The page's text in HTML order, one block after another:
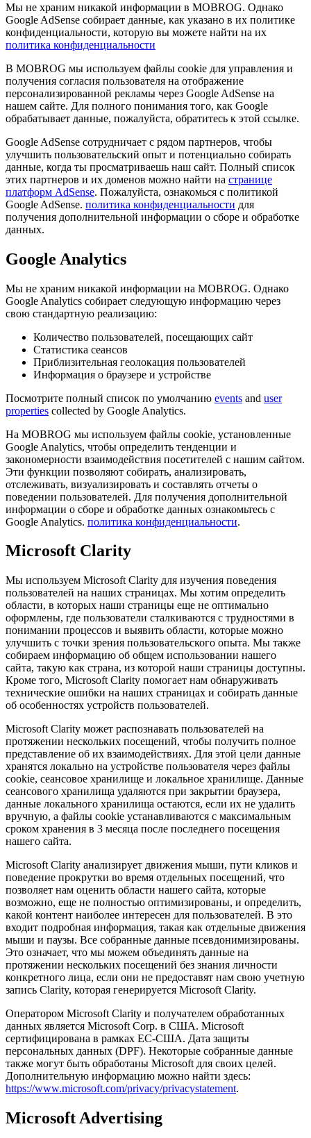
Мы не храним никакой информации в MOBROG. Однако
Google AdSense собирает данные, как указано в их политике
конфиденциальности, которую вы можете найти на их
политика конфиденциальности
В MOBROG мы используем файлы cookie для управления и
получения согласия пользователя на отображение
персонализированной рекламы через Google AdSense на
нашем сайте. Для полного понимания того, как Google
обрабатывает данные, пожалуйста, обратитесь к этой ссылке.
Google AdSense сотрудничает с рядом партнеров, чтобы
улучшить пользовательский опыт и потенциально собирать
данные, когда ты просматриваешь наш сайт. Полный список
этих партнеров и их доменов можно найти на странице
платформ AdSense. Пожалуйста, ознакомься с политикой
Google AdSense. политика конфиденциальности для
получения дополнительной информации о сборе и обработке
данных.
Google Analytics
Мы не храним никакой информации на MOBROG. Однако
Google Analytics собирает следующую информацию через
свою стандартную реализацию:
Количество пользователей, посещающих сайт
Статистика сеансов
Приблизительная геолокация пользователей
Информация о браузере и устройстве
Посмотрите полный список по умолчанию events and user
properties collected by Google Analytics.
На MOBROG мы используем файлы cookie, установленные
Google Analytics, чтобы определить тенденции и
закономерности взаимодействия посетителей с нашим сайтом.
Эти функции позволяют собирать, анализировать,
отслеживать, визуализировать и составлять отчеты о
поведении пользователей. Для получения дополнительной
информации о сборе и обработке данных ознакомьтесь с
Google Analytics. политика конфиденциальности.
Microsoft Clarity
Мы используем Microsoft Clarity для изучения поведения
пользователей на наших страницах. Мы хотим определить
области, в которых наши страницы еще не оптимально
оформлены, где пользователи сталкиваются с трудностями в
понимании процессов и выявить области, которые можно
улучшить с точки зрения пользовательского опыта. Мы также
собираем информацию об общем использовании нашего
сайта, такую как страна, из которой наши страницы доступны.
Кроме того, Microsoft Clarity помогает нам обнаруживать
технические ошибки на наших страницах и собирать данные
об особенностях устройств пользователей.
Microsoft Clarity может распознавать пользователей на
протяжении нескольких посещений, чтобы получить полное
представление об их взаимодействиях. Для этой цели данные
хранятся локально на устройстве пользователя через файлы
cookie, сеансовое хранилище и локальное хранилище. Данные
сеансового хранилища удаляются при закрытии браузера,
данные локального хранилища остаются, если их не удалить
вручную, а файлы cookie устанавливаются с максимальным
сроком хранения в 3 месяца после последнего посещения
нашего сайта.
Microsoft Clarity анализирует движения мыши, пути кликов и
поведение прокрутки во время отдельных посещений, что
позволяет нам оценить области нашего сайта, которые
возможно, еще не полностью оптимизированы, и определить,
какой контент наиболее интересен для пользователей. В это
входит подробная информация, такая как отдельные движения
мыши и паузы. Все собранные данные псевдонимизированы.
Это означает, что мы можем объединять данные на
протяжении нескольких посещений без знания личности
конкретного лица, если они не предоставят нам свою учетную
запись Clarity, которая генерируется Microsoft Clarity.
Оператором Microsoft Clarity и получателем обработанных
данных является Microsoft Corp. в США. Microsoft
сертифицирована в рамках ЕС-США. Дата защиты
персональных данных (DPF). Некоторые собранные данные
также могут быть обработаны Microsoft для своих целей.
Дополнительную информацию можно найти здесь:
https://www.microsoft.com/privacy/privacystatement.
Microsoft Advertising